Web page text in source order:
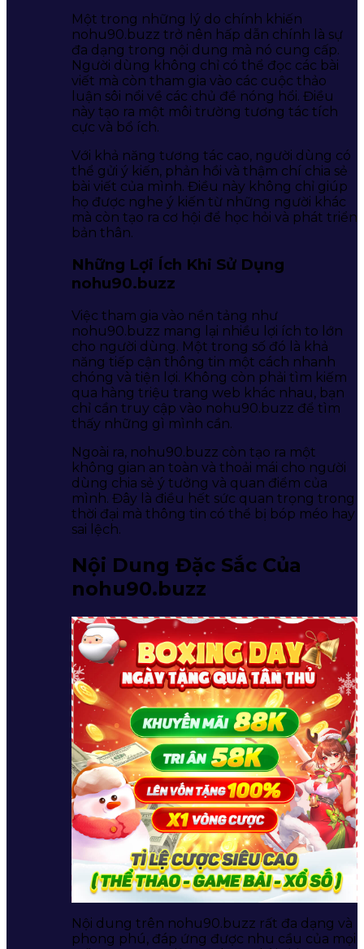
Một trong những lý do chính khiến
nohu90.buzz trở nên hấp dẫn chính là sự
đa dạng trong nội dung mà nó cung cấp.
Người dùng không chỉ có thể đọc các bài
viết mà còn tham gia vào các cuộc thảo
luận sôi nổi về các chủ đề nóng hổi. Điều
này tạo ra một môi trường tương tác tích
cực và bổ ích.
Với khả năng tương tác cao, người dùng có
thể gửi ý kiến, phản hồi và thậm chí chia sẻ
bài viết của mình. Điều này không chỉ giúp
họ được nghe ý kiến từ những người khác
mà còn tạo ra cơ hội để học hỏi và phát triển
bản thân.
Những Lợi Ích Khi Sử Dụng
nohu90.buzz
Việc tham gia vào nền tảng như
nohu90.buzz mang lại nhiều lợi ích to lớn
cho người dùng. Một trong số đó là khả
năng tiếp cận thông tin một cách nhanh
chóng và tiện lợi. Không còn phải tìm kiếm
qua hàng triệu trang web khác nhau, bạn
chỉ cần truy cập vào nohu90.buzz để tìm
thấy những gì mình cần.
Ngoài ra, nohu90.buzz còn tạo ra một
không gian an toàn và thoải mái cho người
dùng chia sẻ ý tưởng và quan điểm của
mình. Đây là điều hết sức quan trọng trong
thời đại mà thông tin có thể bị bóp méo hay
sai lệch.
Nội Dung Đặc Sắc Của
nohu90.buzz
Nội dung trên nohu90.buzz rất đa dạng và
phong phú, đáp ứng được nhu cầu của mọi